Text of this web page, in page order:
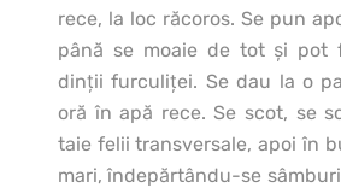
rece, la loc răcoros. Se pun
până se moaie de tot şi pot
dinţii furculiţei. Se dau la o
oră în apă rece. Se scot, se
taie felii transversale, apoi în
mari, îndepărtându-se